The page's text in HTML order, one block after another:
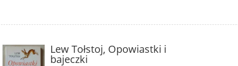
Lew Tołstoj, Opowiastki i
bajeczki